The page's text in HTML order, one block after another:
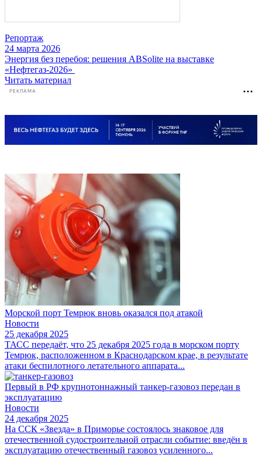
Репортаж
24 марта 2026
Энергия без перебоя: решения ABSolite на выставке
«Нефтегаз-2026»
Читать материал
РЕКЛАМА
Морской порт Темрюк вновь оказался под атакой
Новости
25 декабря 2025
ТАСС передаёт, что 25 декабря 2025 года в морском порту
Темрюк, расположенном в Краснодарском крае, в результате
атаки беспилотного летательного аппарата...
Первый в РФ крупнотоннажный танкер-газовоз передан в
эксплуатацию
Новости
24 декабря 2025
На ССК «Звезда» в Приморье состоялось знаковое для
отечественной судостроительной отрасли событие: введён в
эксплуатацию отечественный газовоз усиленного...